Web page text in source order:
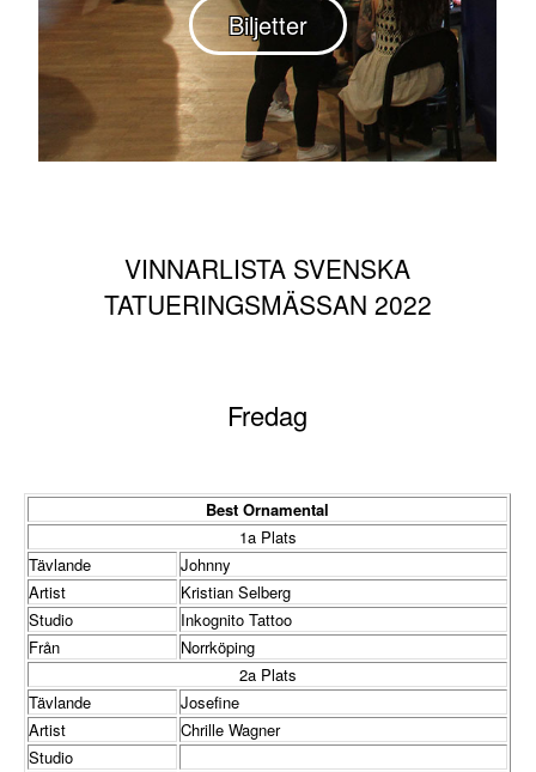
Biljetter
VINNARLISTA SVENSKA
TATUERINGSMÄSSAN 2022
Fredag
Best Ornamental
1a Plats
Tävlande
Johnny
Artist
Kristian Selberg
Studio
Inkognito Tattoo
Från
Norrköping
2a Plats
Tävlande
Josefine
Artist
Chrille Wagner
Studio